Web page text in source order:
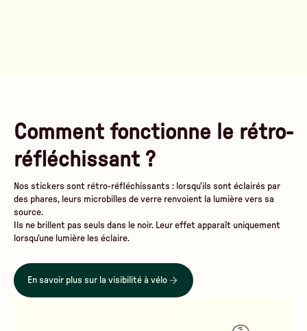
Comment fonctionne le rétro-
réfléchissant ?
Nos stickers sont rétro-réfléchissants : lorsqu’ils sont éclairés par
des phares, leurs microbilles de verre renvoient la lumière vers sa
source.
Ils ne brillent pas seuls dans le noir. Leur effet apparaît uniquement
lorsqu’une lumière les éclaire.
En savoir plus sur la visibilité à vélo